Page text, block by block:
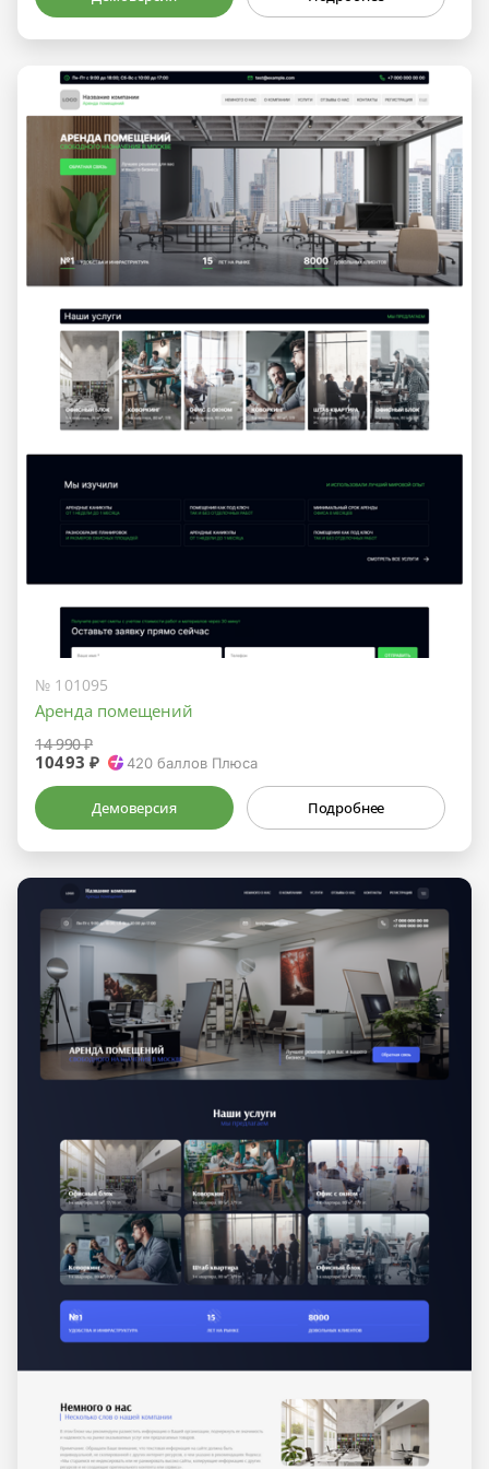
№ 101095
Аренда помещений
14 990 ₽
10493 ₽ 420 баллов Плюса
Демоверсия Подробнее